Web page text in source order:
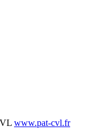
www.pat-cvl.fr